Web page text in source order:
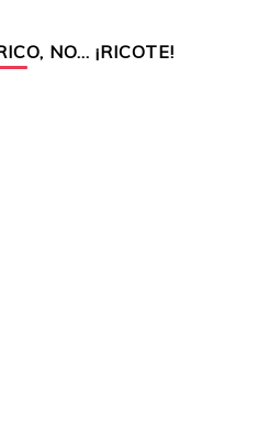
NO… ¡RICOTE!